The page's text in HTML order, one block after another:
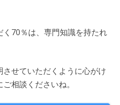
70％は、専門知識を持たれ
せていただくように心がけ
相談くださいね。